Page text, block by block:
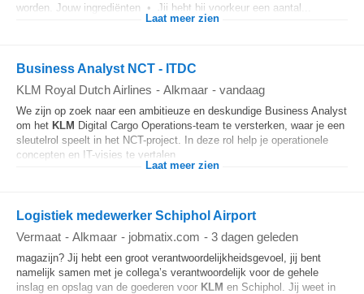
worden. Jouw ingrediënten • Jij hebt bij voorkeur een aantal...
Laat meer zien
Business Analyst NCT - ITDC
KLM Royal Dutch Airlines - Alkmaar - vandaag
We zijn op zoek naar een ambitieuze en deskundige Business Analyst
om het KLM Digital Cargo Operations-team te versterken, waar je een
sleutelrol speelt in het NCT-project. In deze rol help je operationele
concepten en IT-visies te vertalen...
Laat meer zien
Logistiek medewerker Schiphol Airport
Vermaat - Alkmaar - jobmatix.com - 3 dagen geleden
magazijn? Jij hebt een groot verantwoordelijkheidsgevoel, jij bent
namelijk samen met je collega’s verantwoordelijk voor de gehele
inslag en opslag van de goederen voor KLM en Schiphol. Jij weet in